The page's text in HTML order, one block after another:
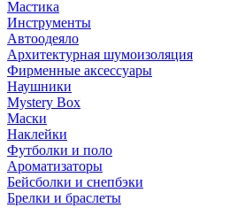
Мастика
Инструменты
Автоодеяло
Архитектурная шумоизоляция
Фирменные аксессуары
Наушники
Mystery Box
Маски
Наклейки
Футболки и поло
Ароматизаторы
Бейсболки и снепбэки
Брелки и браслеты